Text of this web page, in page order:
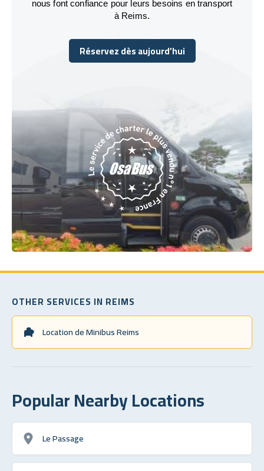
nous font confiance pour leurs besoins en transport
à Reims.
Réservez dès aujourd’hui
Réservez dès aujourd’hui
OTHER SERVICES IN REIMS
Location de Minibus Reims
Popular Nearby Locations
Le Passage